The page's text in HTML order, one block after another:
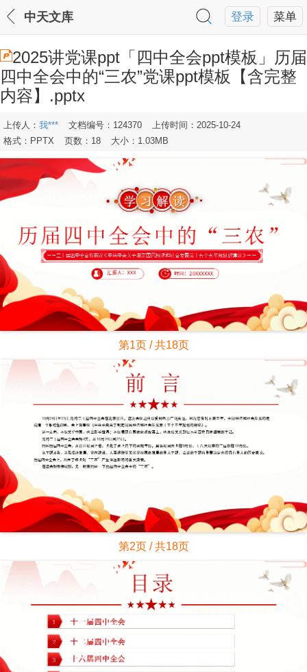
菜单
登录
中天文库
2025讲党课ppt「四中全会ppt模板」历届
四中全会中的“三农”党课ppt模板【含完整
内容】.pptx
上传人： 我*** 文档编号：124370
上传时间：2025-10-24
格式：PPTX
页数：18 大小：1.03MB
第1页 / 共18页
第2页 / 共18页